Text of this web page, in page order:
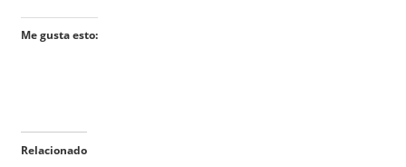
Me gusta esto:
Relacionado